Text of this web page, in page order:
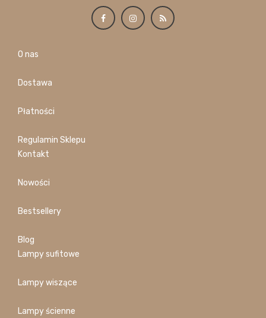
O nas
Dostawa
Płatności
Regulamin Sklepu
Kontakt
Nowości
Bestsellery
Blog
Lampy sufitowe
Lampy wiszące
Lampy ścienne